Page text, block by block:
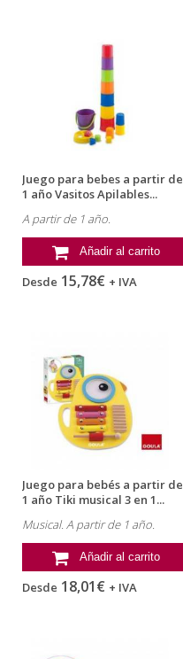
Juego para bebes a partir de
1 año Vasitos Apilables...
A partir de 1 año.
Añadir al carrito
Desde 15,78€ + IVA
Juego para bebés a partir de
1 año Tiki musical 3 en 1...
Musical. A partir de 1 año.
Añadir al carrito
Desde 18,01€ + IVA